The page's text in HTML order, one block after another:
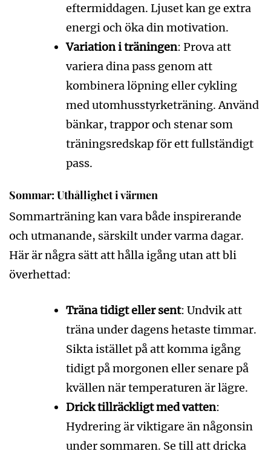
eftermiddagen. Ljuset kan ge extra
energi och öka din motivation.
Variation i träningen: Prova att
variera dina pass genom att
kombinera löpning eller cykling
med utomhusstyrketräning. Använd
bänkar, trappor och stenar som
träningsredskap för ett fullständigt
pass.
Sommar: Uthållighet i värmen
Sommarträning kan vara både inspirerande
och utmanande, särskilt under varma dagar.
Här är några sätt att hålla igång utan att bli
överhettad:
Träna tidigt eller sent: Undvik att
träna under dagens hetaste timmar.
Sikta istället på att komma igång
tidigt på morgonen eller senare på
kvällen när temperaturen är lägre.
Drick tillräckligt med vatten:
Hydrering är viktigare än någonsin
under sommaren. Se till att dricka